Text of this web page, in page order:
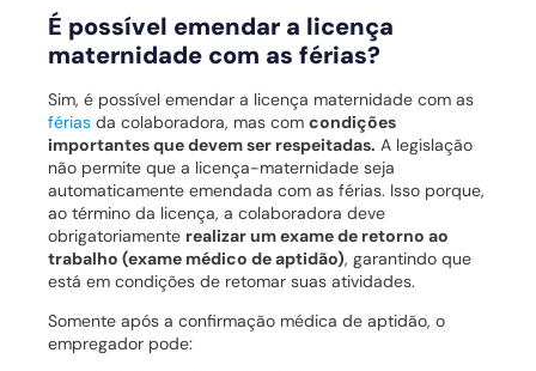
É possível emendar a licença
maternidade com as férias?
Sim, é possível emendar a licença maternidade com as
férias da colaboradora, mas com condições
importantes que devem ser respeitadas. A legislação
não permite que a licença-maternidade seja
automaticamente emendada com as férias. Isso porque,
ao término da licença, a colaboradora deve
obrigatoriamente realizar um exame de retorno ao
trabalho (exame médico de aptidão), garantindo que
está em condições de retomar suas atividades.
Somente após a confirmação médica de aptidão, o
empregador pode: